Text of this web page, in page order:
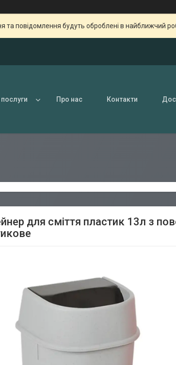
та повідомлення будуть оброблені в найближчий
Про нас Контакти
для сміття пластик 13л з